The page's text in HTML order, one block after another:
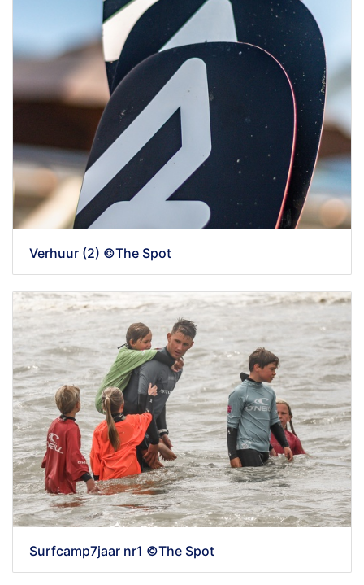
Verhuur (2) ©The Spot
Surfcamp7jaar nr1 ©The Spot